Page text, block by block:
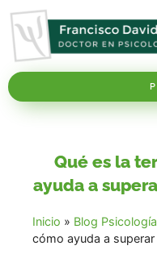
Qué es la
ayuda a
Inicio » Blog Psicología
cómo ayuda a